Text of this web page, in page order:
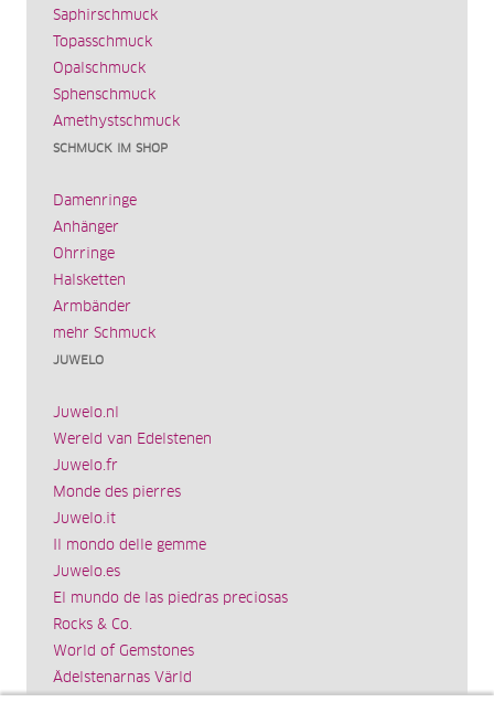
Saphirschmuck
Topasschmuck
Opalschmuck
Sphenschmuck
Amethystschmuck
SCHMUCK IM SHOP
Damenringe
Anhänger
Ohrringe
Halsketten
Armbänder
mehr Schmuck
JUWELO
Juwelo.nl
Wereld van Edelstenen
Juwelo.fr
Monde des pierres
Juwelo.it
Il mondo delle gemme
Juwelo.es
El mundo de las piedras preciosas
Rocks & Co.
World of Gemstones
Ädelstenarnas Värld